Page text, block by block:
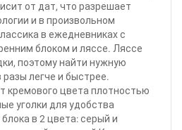
от дат, что разрешает
и в произвольном
в ежедневниках с
блоком и ляссе. Ляссе
поэтому найти нужную
легче и быстрее.
кремового цвета плотностью
уголки для удобства
в 2 цвета: серый и